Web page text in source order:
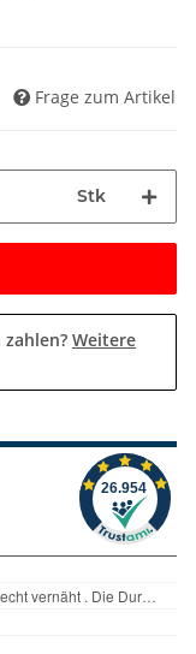
Frage zum Artikel
Stk
Weitere